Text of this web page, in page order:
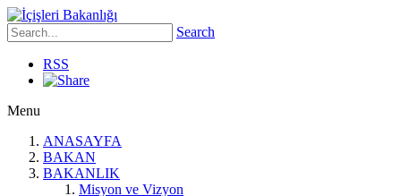
Search
RSS
Menu
ANASAYFA
BAKAN
BAKANLIK
Misyon ve Vizyon